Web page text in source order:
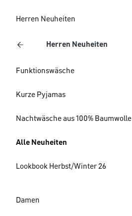
Herren Neuheiten
Herren Neuheiten
Funktionswäsche
Kurze Pyjamas
Nachtwäsche aus 100% Baumwolle
Alle Neuheiten
Lookbook Herbst/Winter 26
Damen